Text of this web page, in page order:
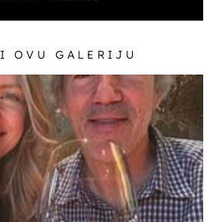
I OVU GALERIJU